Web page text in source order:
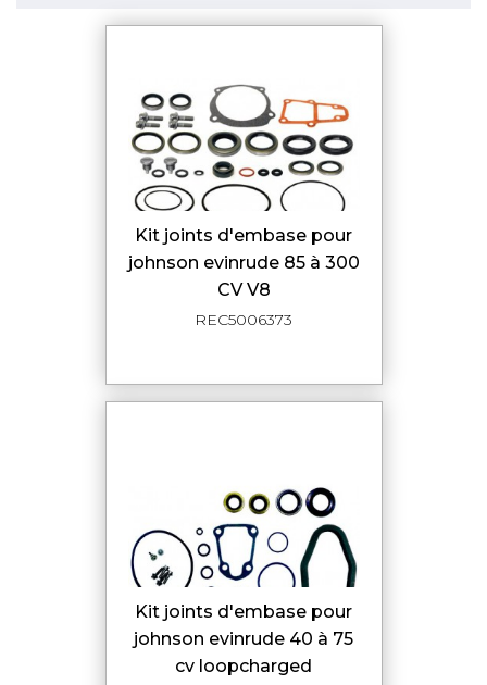
kit joints d'embase pour
johnson evinrude 85 à 300
CV V8
REC5006373
kit joints d'embase pour
johnson evinrude 40 à 75
cv loopcharged